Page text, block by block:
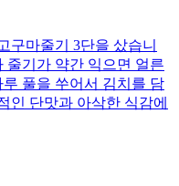
구마줄기 3단을 샀습니
줄기가 약간 익으면 얼른
풀을 쑤어서 김치를 담
인 단맛과 아삭한 식감에